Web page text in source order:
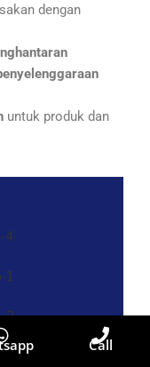
dengan
untuk produk dan
Call